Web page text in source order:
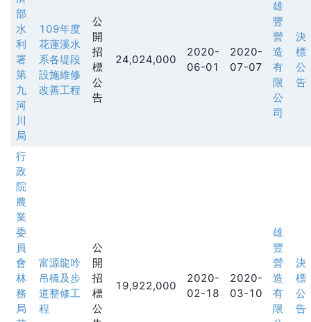
部
水
利
署
第
九
河
川
局
109年度
花蓮溪水
系各堤段
設施維修
改善工程
公
開
招
標
公
告
24,024,000
2020-
06-01
2020-
07-07
雄
豐
營
造
有
限
公
司
決
標
公
告
行
政
院
農
業
委
員
會
林
務
局
富源龍吟
吊橋及步
道整修工
程
公
開
招
標
公
19,922,000
2020-
02-18
2020-
03-10
雄
豐
營
造
有
限
決
標
公
告